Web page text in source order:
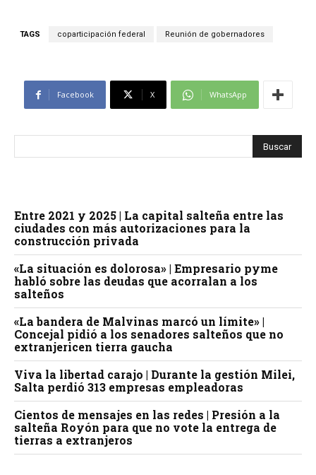
TAGS coparticipación federal Reunión de gobernadores
Facebook X WhatsApp
Entre 2021 y 2025 | La capital salteña entre las
ciudades con más autorizaciones para la
construcción privada
«La situación es dolorosa» | Empresario pyme
habló sobre las deudas que acorralan a los
salteños
«La bandera de Malvinas marcó un límite» |
Concejal pidió a los senadores salteños que no
extranjericen tierra gaucha
Viva la libertad carajo | Durante la gestión Milei,
Salta perdió 313 empresas empleadoras
Cientos de mensajes en las redes | Presión a la
salteña Royón para que no vote la entrega de
tierras a extranjeros